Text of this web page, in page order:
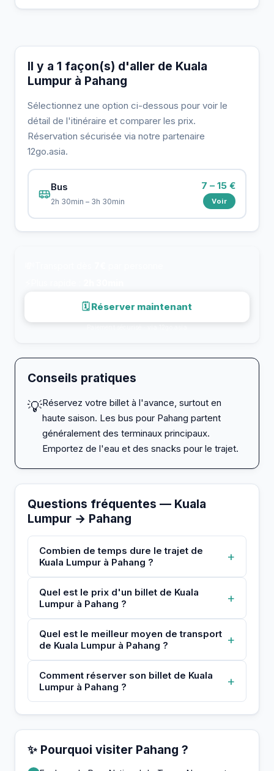
Il y a 1 façon(s) d'aller de Kuala
Lumpur à Pahang
Sélectionnez une option ci-dessous pour voir le
détail de l'itinéraire et comparer les prix.
Réservation sécurisée via notre partenaire
12go.asia.
Bus
2h 30min – 3h 30min
7 – 15 €
Voir
🗓 Réserver maintenant
Conseils pratiques
💡Réservez votre billet à l'avance, surtout en
haute saison. Les bus pour Pahang partent
généralement des terminaux principaux.
Emportez de l'eau et des snacks pour le trajet.
Questions fréquentes — Kuala
Lumpur → Pahang
Combien de temps dure le trajet de
Kuala Lumpur à Pahang ?
+
Quel est le prix d'un billet de Kuala
Lumpur à Pahang ?
+
Quel est le meilleur moyen de transport
de Kuala Lumpur à Pahang ?
+
Comment réserver son billet de Kuala
Lumpur à Pahang ?
+
✨ Pourquoi visiter Pahang ?